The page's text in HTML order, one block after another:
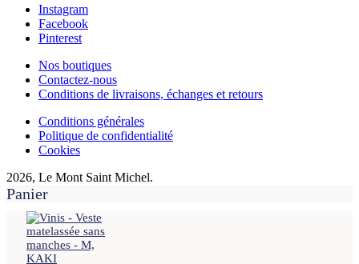
Instagram
Facebook
Pinterest
Nos boutiques
Contactez-nous
Conditions de livraisons, échanges et retours
Conditions générales
Politique de confidentialité
Cookies
2026, Le Mont Saint Michel.
Panier